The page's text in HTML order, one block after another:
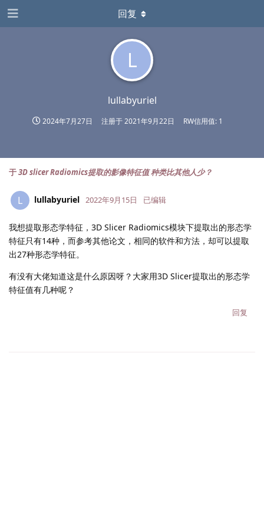
L
lullabyuriel
2024年7月27日 注册于2021年9月22日 RW信用值: 1
回复
于3D slicer Radiomics提取的影像特征值 种类比其他人少？
L lullabyuriel 2022年9月15日 已编辑
我想提取形态学特征，3D Slicer Radiomics模块下提取出的形态学
特征只有14种，而参考其他论文，相同的软件和方法，却可以提取
出27种形态学特征。
有没有大佬知道这是什么原因呀？大家用3D Slicer提取出的形态学
特征值有几种呢？
回复